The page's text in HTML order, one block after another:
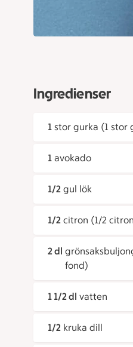
Ingredienser
1 stor gurka (1 stor
1 avokado
1/2 gul lök
1/2 citron (1/2
2 dl
fond)
1 1/2 dl vatten
1/2 kruka dill